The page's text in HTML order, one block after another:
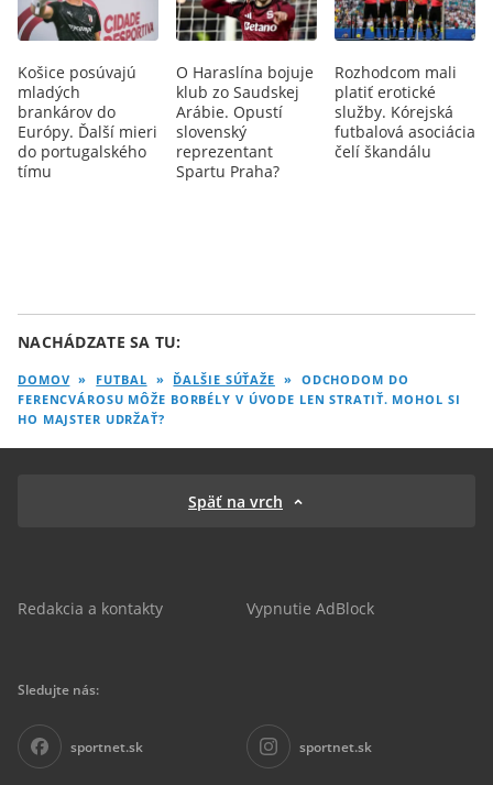
Košice posúvajú
mladých
brankárov do
Európy. Ďalší mieri
do portugalského
tímu
O Haraslína bojuje
klub zo Saudskej
Arábie. Opustí
slovenský
reprezentant
Spartu Praha?
Rozhodcom mali
platiť erotické
služby. Kórejská
futbalová asociácia
čelí škandálu
NACHÁDZATE SA TU:
DOMOV » FUTBAL » ĎALŠIE SÚŤAŽE » ODCHODOM DO
FERENCVÁROSU MÔŽE BORBÉLY V ÚVODE LEN STRATIŤ. MOHOL SI
HO MAJSTER UDRŽAŤ?
Späť na vrch
Redakcia a kontakty Vypnutie AdBlock
Sledujte nás:
sportnet.sk sportnet.sk